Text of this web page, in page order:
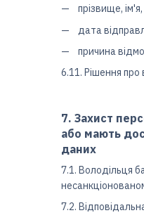
прізвище,
дата
причина
6.11. Рішення
7. Захист
або мають
даних
7.1. Володільця
7.2.